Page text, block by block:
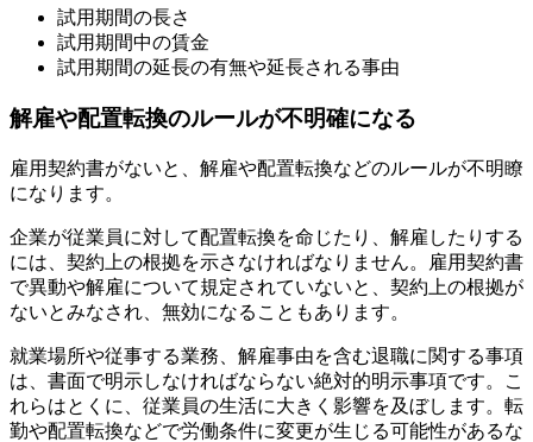
試用期間の長さ
試用期間中の賃金
試用期間の延長の有無や延長される事由
解雇や配置転換のルールが不明確になる
雇用契約書がないと、解雇や配置転換などのルールが不明瞭
になります。
企業が従業員に対して配置転換を命じたり、解雇したりする
には、契約上の根拠を示さなければなりません。雇用契約書
で異動や解雇について規定されていないと、契約上の根拠が
ないとみなされ、無効になることもあります。
就業場所や従事する業務、解雇事由を含む退職に関する事項
は、書面で明示しなければならない絶対的明示事項です。こ
れらはとくに、従業員の生活に大きく影響を及ぼします。転
勤や配置転換などで労働条件に変更が生じる可能性があるな